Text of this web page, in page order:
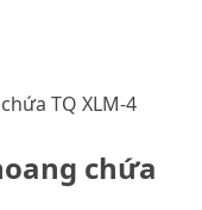
TQ XLM-4
chứa